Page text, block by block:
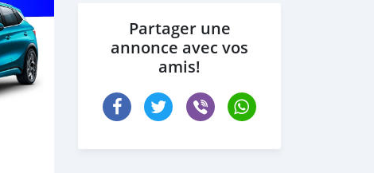
Partager une
annonce avec vos
amis!